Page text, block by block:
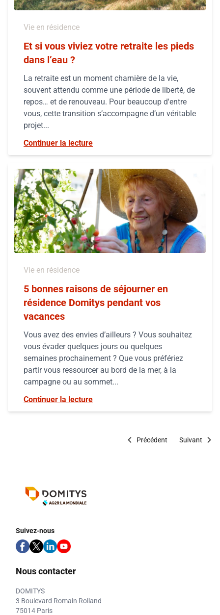
Vie en résidence
Et si vous viviez votre retraite les pieds
dans l’eau ?
La retraite est un moment charnière de la vie,
souvent attendu comme une période de liberté, de
repos… et de renouveau. Pour beaucoup d'entre
vous, cette transition s’accompagne d’un véritable
projet...
Continuer la lecture
Vie en résidence
5 bonnes raisons de séjourner en
résidence Domitys pendant vos
vacances
Vous avez des envies d’ailleurs ? Vous souhaitez
vous évader quelques jours ou quelques
semaines prochainement ? Que vous préfériez
partir vous ressourcer au bord de la mer, à la
campagne ou au sommet...
Continuer la lecture
Précédent Suivant
Suivez-nous
Nous contacter
DOMITYS
3 Boulevard Romain Rolland
75014 Paris